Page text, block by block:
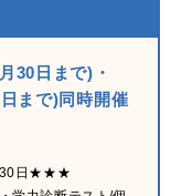
30日まで)・
まで)同時開催
30日★★★